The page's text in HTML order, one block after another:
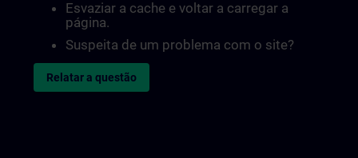
Esvaziar a cache e voltar a carregar a
página.
Suspeita de um problema com o site?
Relatar a questão